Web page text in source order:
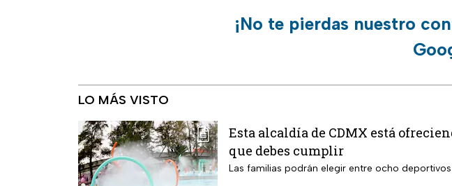
¡No te pierdas nuestro
LO MÁS VISTO
Esta alcaldía de CDMX está
que debes cumplir
Las familias podrán elegir entre ocho